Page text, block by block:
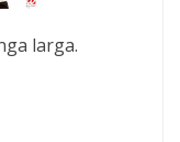
larga.